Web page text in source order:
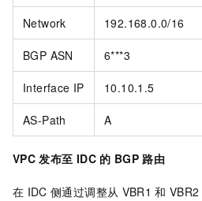
Network 192.168.0.0/16
BGP ASN 6***3
Interface IP 10.10.1.5
AS-Path A
VPC 发布至 IDC 的 BGP 路由
在 IDC 侧通过调整从 VBR1 和 VBR2